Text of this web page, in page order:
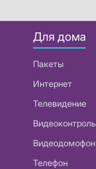
Для дома
Пакеты
Интернет
Телевидение
Видеоконтроль
Видеодомофон
Телефон